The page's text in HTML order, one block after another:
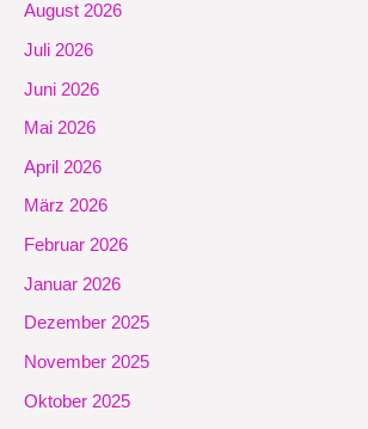
August 2026
Juli 2026
Juni 2026
Mai 2026
April 2026
März 2026
Februar 2026
Januar 2026
Dezember 2025
November 2025
Oktober 2025